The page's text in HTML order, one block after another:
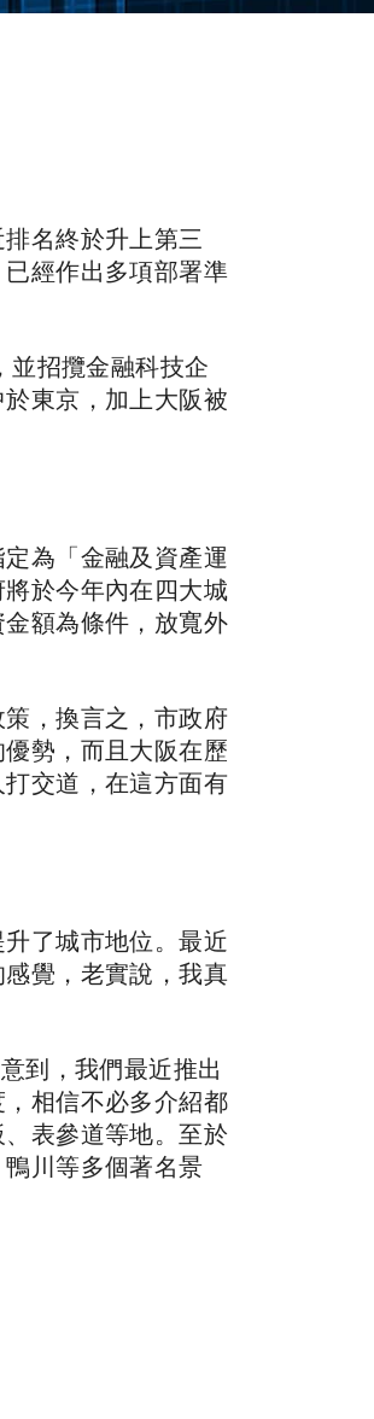
名終於升上第三
經作出多項部署準
招攬金融科技企
東京，加上大阪被
為「金融及資產運
於今年內在四大城
額為條件，放寬外
，換言之，市政府
勢，而且大阪在歷
交道，在這方面有
了城市地位。最近
覺，老實說，我真
到，我們最近推出
相信不必多介紹都
表參道等地。至於
川等多個著名景